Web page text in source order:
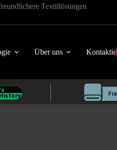
Textillösungen
Über uns